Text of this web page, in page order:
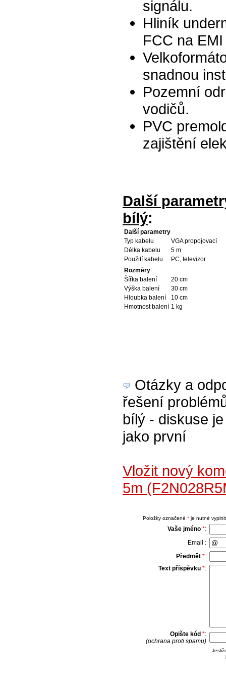
signálu.
Hliník
FCC na
snadnou
Pozemní
vodičů.
PVC
zajištění
Další
bílý:
Další parametry
Typ kabelu
VGA propojovací
Délka kabelu
5 m
Použití kabelu
PC, televizor
Rozměry
Šířka balení
20 cm
Výška balení
30 cm
Hloubka balení
10 cm
Hmotnost balení 1 kg
Otázky a
řešení
bílý - diskuse
jako první
Vložit nový
5m
Položky označené *je nutné
Vaše jméno *:
Email :
Předmět *:
Text příspěvku *:
Opište kód *:
(ochrana proti spamu)